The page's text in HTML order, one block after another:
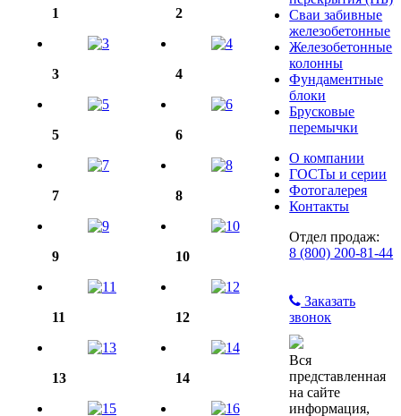
1 2
3 4
5 6
7 8
9 10
11 12
13 14
Сваи забивные
железобетонные
Железобетонные
колонны
Фундаментные
блоки
Брусковые
перемычки
О компании
ГОСТы и серии
Фотогалерея
Контакты
Отдел продаж:
8 (800) 200-81-44
Заказать
звонок
Вся
представленная
на сайте
информация,